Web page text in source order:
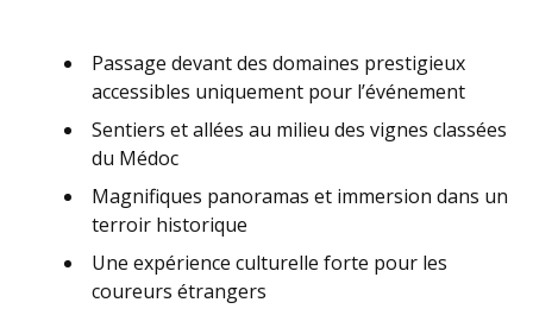
Passage devant des domaines prestigieux
accessibles uniquement pour l’événement
Sentiers et allées au milieu des vignes classées
du Médoc
Magnifiques panoramas et immersion dans un
terroir historique
Une expérience culturelle forte pour les
coureurs étrangers